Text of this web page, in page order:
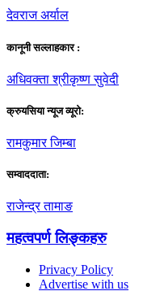
देवराज अर्याल
कानूनी सल्लाहकार :
अधिवक्ता श्रीकृष्ण सुवेदी
क्रुयसिया न्यूज व्यूराे:
रामकुमार जिम्बा
सम्वाददाता:
राजेन्द्र तामाङ
महत्वपर्ण लिङ्कहरु
Privacy Policy
Advertise with us